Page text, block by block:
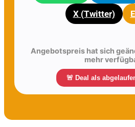
X (Twitter)
Angebotspreis hat sich
mehr
🚨 Deal als